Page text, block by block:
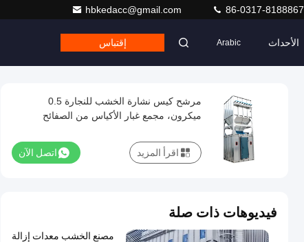
hbkedacc@gmail.com 86-0317-8188867
الأحداث Arabic إقتباس
مرشح كيس نشارة الخشب للنجارة 0.5
ميكرون، مجمع غبار الأكياس من الصفائح
اتصل الآن اقرأ المزيد
فيديوهات ذات صلة
مصنع الخشب معدات إزالة